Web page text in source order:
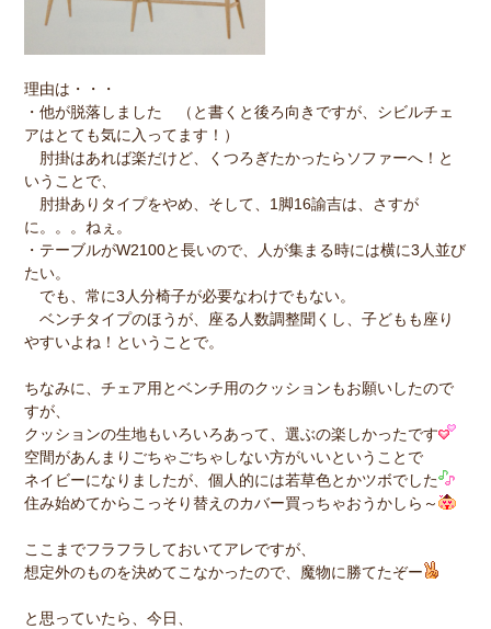
理由は・・・
・他が脱落しました （と書くと後ろ向きですが、シビルチェ
アはとても気に入ってます！）
肘掛はあれば楽だけど、くつろぎたかったらソファーへ！と
いうことで、
肘掛ありタイプをやめ、そして、1脚16諭吉は、さすが
に。。。ねぇ。
・テーブルがW2100と長いので、人が集まる時には横に3人並び
たい。
でも、常に3人分椅子が必要なわけでもない。
ベンチタイプのほうが、座る人数調整聞くし、子どもも座り
やすいよね！ということで。
ちなみに、チェア用とベンチ用のクッションもお願いしたので
すが、
クッションの生地もいろいろあって、選ぶの楽しかったです
空間があんまりごちゃごちゃしない方がいいということで
ネイビーになりましたが、個人的には若草色とかツボでした
住み始めてからこっそり替えのカバー買っちゃおうかしら～
ここまでフラフラしておいてアレですが、
想定外のものを決めてこなかったので、魔物に勝てたぞー
と思っていたら、今日、